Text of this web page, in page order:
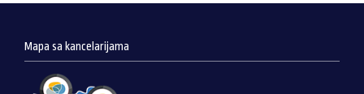
Mapa sa kancelarijama